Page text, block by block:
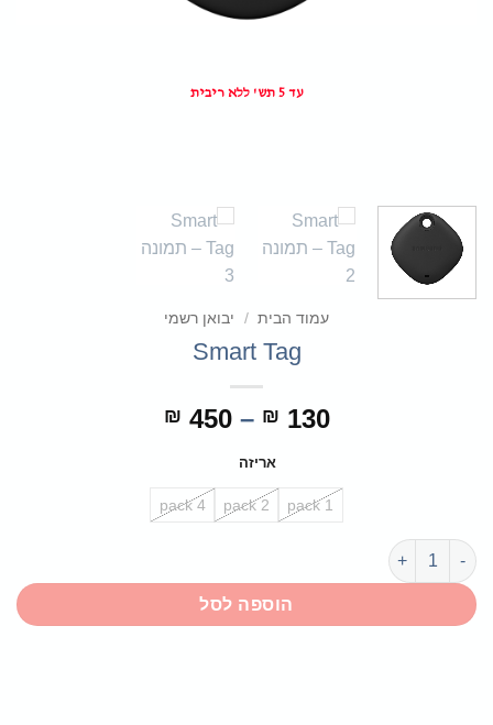
עד 5 תש' ללא ריבית
עמוד הבית / יבואן רשמי
Smart Tag
₪ 130
–
₪ 450
עד
⁦₪ 450⁩
אריזה
1 pack
2 pack
4 pack
כמות של Smart Tag
הוספה לסל